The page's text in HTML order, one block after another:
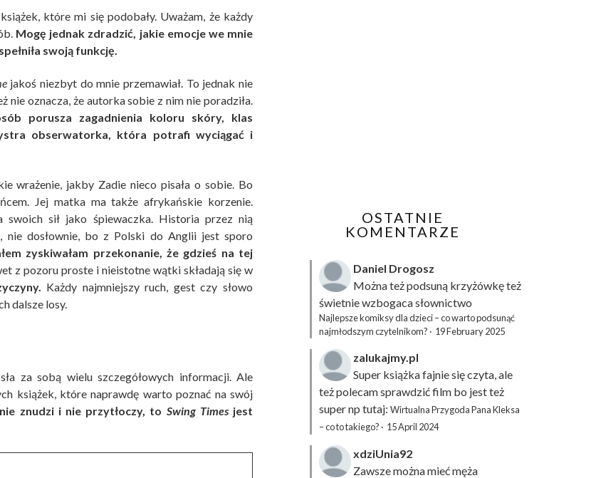
które mi się podobały. Uważam, że każdy
Mogę jednak zdradzić, jakie emocje we mnie
swoją funkcję.
jakoś niezbyt do mnie przemawiał. To jednak nie
nie oznacza, że autorka sobie z nim nie poradziła.
porusza zagadnienia koloru skóry, klas
obserwatorka, która potrafi wyciągać i
wrażenie, jakby Zadie nieco pisała o sobie. Bo
Jej matka ma także afrykańskie korzenie.
swoich sił jako śpiewaczka. Historia przez nią
dosłownie, bo z Polski do Anglii jest sporo
zyskiwałam przekonanie, że gdzieś na tej
z pozoru proste i nieistotne wątki składają się w
Każdy najmniejszy ruch, gest czy słowo
dalsze losy.
za sobą wielu szczegółowych informacji. Ale
książek, które naprawdę warto poznać na swój
znudzi i nie przytłoczy, to Swing Times jest
OSTATNIE
KOMENTARZE
Daniel Drogosz
Można też podsuną krzyżówkęteż
świetnie wzbogaca słownictwo
Najlepsze komiksy dla dzieci – co warto podsunąć
najmłodszym czytelnikom? · 19 February 2025
zalukajmy.pl
Super książka fajnie się czyta, ale
też polecam sprawdzić film bo jest też
super np tutaj: Wirtualna Przygoda Pana Kleksa
– co to takiego? · 15 April 2024
xdziUnia92
Zawsze można mieć męża